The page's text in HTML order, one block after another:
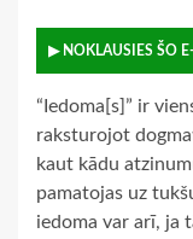
▶ NOKLAUSIES ŠO
“Iedoma[s]” ir
raksturojot
kaut kādu
pamatojas uz
iedoma var arī, ja